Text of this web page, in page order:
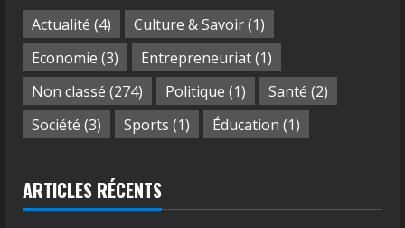
Actualité (4) Culture & Savoir(1)
Economie (3) Entrepreneuriat(1)
Non classé (274) Politique (1) Santé (2)
Société (3) Sports (1) Éducation (1)
ARTICLES RÉCENTS